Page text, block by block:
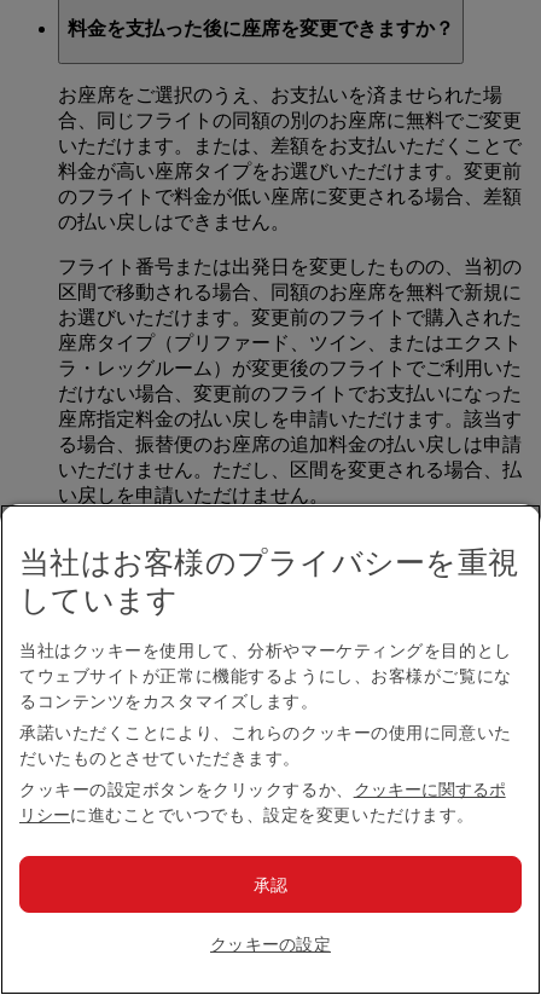
料金を支払った後に座席を変更できますか？
お座席をご選択のうえ、お支払いを済ませられた場
合、同じフライトの同額の別のお座席に無料でご変更
いただけます。または、差額をお支払いただくことで
料金が高い座席タイプをお選びいただけます。変更前
のフライトで料金が低い座席に変更される場合、差額
の払い戻しはできません。
フライト番号または出発日を変更したものの、当初の
区間で移動される場合、同額のお座席を無料で新規に
お選びいただけます。変更前のフライトで購入された
座席タイプ（プリファード、ツイン、またはエクスト
ラ・レッグルーム）が変更後のフライトでご利用いた
だけない場合、変更前のフライトでお支払いになった
座席指定料金の払い戻しを申請いただけます。該当す
る場合、振替便のお座席の追加料金の払い戻しは申請
いただけません。ただし、区間を変更される場合、払
い戻しを申請いただけません。
ドウで開きます）にお進みください。
すか？
エコノミークラスでご旅行されるお客様への座席指定
料金は、エミレーツが運航するフライトにのみ適用さ
行される場合は、各提携航空会社にご確認ください。
ごとに事前座席予約料金を支払わなければなりませ
んか？
当社はお客様のプライバシーを重視
しています
当社はクッキーを使用して、分析やマーケティングを目的とし
てウェブサイトが正常に機能するようにし、お客様がご覧にな
るコンテンツをカスタマイズします。
承諾いただくことにより、これらのクッキーの使用に同意いた
だいたものとさせていただきます。
クッキーの設定ボタンをクリックするか、 クッキーに関するポ
リシーに進むことでいつでも、設定を変更いただけます。
クッキーの設定
承認